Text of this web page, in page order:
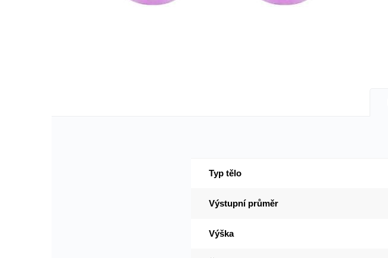
Typ tělo
Výstupní průměr
Výška